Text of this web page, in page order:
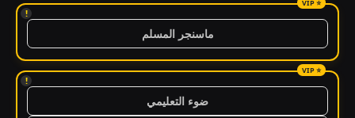
!
ماسنجر المسلم
!
ضوء التعليمي